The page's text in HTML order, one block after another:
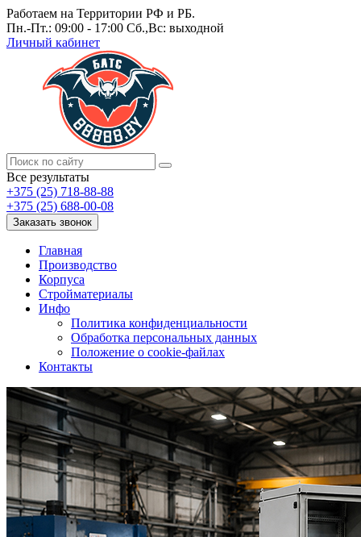
Работаем на Территории РФ и РБ.
Пн.-Пт.: 09:00 - 17:00 Сб.,Вс: выходной
Личный кабинет
Все результаты
+375 (25) 718-88-88
+375 (25) 688-00-08
Заказать звонок
Главная
Производство
Корпуса
Стройматериалы
Инфо
Политика конфиденциальности
Обработка персональных данных
Положение о cookie-файлах
Контакты